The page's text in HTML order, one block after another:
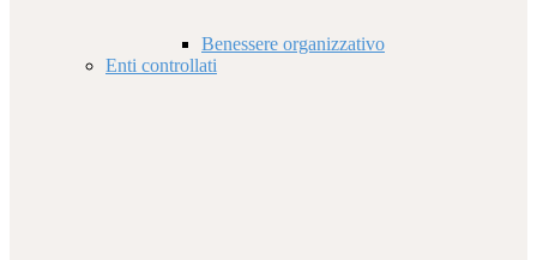
Benessere organizzativo
Enti controllati